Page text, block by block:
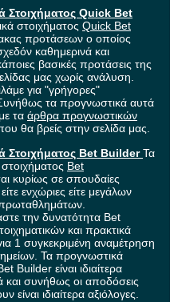
Στοιχήματος Quick Bet
στοιχήματος Quick Bet
προτάσεων ο οποίος
καθημερινά και
βασικές προτάσεις της
μας χωρίς ανάλυση.
για "γρήγορες"
τα προγνωστικά αυτά
τα άρθρα προγνωστικών
θα βρείς στην σελίδα μας.
Στοιχήματος Bet BuilderΤα
Bet
κυρίως σε σπουδαίες
ενχώριες είτε μεγάλων
την δυνατότητα Bet
και πρακτικά
1 συγκεκριμένη αναμέτρηση
Τα προγνωστικά
Builder είναι ιδιαίτερα
και συνήθως οι αποδόσεις
είναι ιδιαίτερα αξιόλογες.